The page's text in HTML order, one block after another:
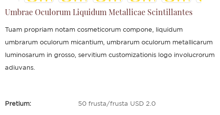
Umbrae Oculorum Liquidum Metallicae Scintillantes
Tuam propriam notam cosmeticorum compone, liquidum
umbrarum oculorum micantium, umbrarum oculorum metallicarum
luminosarum in grosso, servitium customizationis logo involucrorum
adiuvans.
Pretium: 50 frusta/frusta USD 2.0